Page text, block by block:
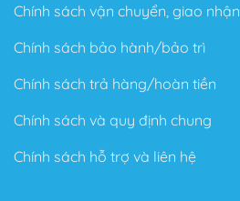
Chính sách vận chuyển, giao nhận
Chính sách bảo hành/bảo trì
Chính sách trả hàng/hoàn tiền
Chính sách và quy định chung
Chính sách hỗ trợ và liên hệ